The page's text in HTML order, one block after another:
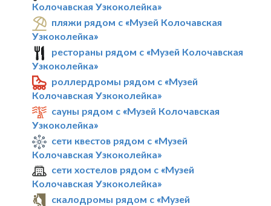
Колочавская Узкоколейка»
пляжи рядом с «Музей Колочавская
Узкоколейка»
рестораны рядом с «Музей Колочавская
Узкоколейка»
роллердромы рядом с «Музей
Колочавская Узкоколейка»
сауны рядом с «Музей Колочавская
Узкоколейка»
сети квестов рядом с «Музей
Колочавская Узкоколейка»
сети хостелов рядом с «Музей
Колочавская Узкоколейка»
скалодромы рядом с «Музей